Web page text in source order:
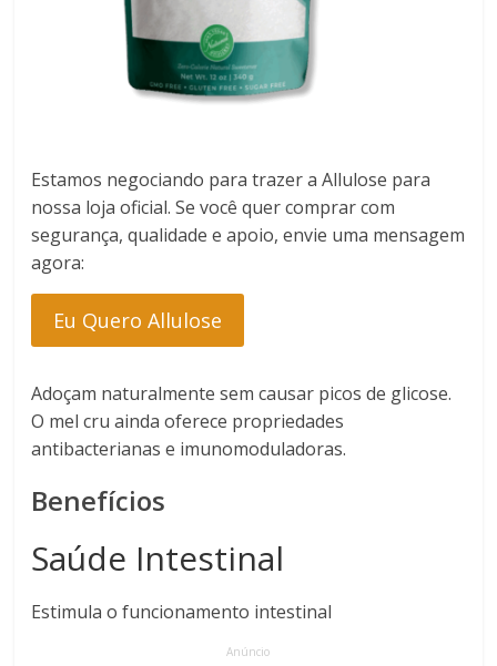
Estamos negociando para trazer a Allulose para
nossa loja oficial. Se você quer comprar com
segurança, qualidade e apoio, envie uma mensagem
agora:
Eu Quero Allulose
Adoçam naturalmente sem causar picos de glicose.
O mel cru ainda oferece propriedades
antibacterianas e imunomoduladoras.
Benefícios
Saúde Intestinal
Estimula o funcionamento intestinal
Anúncio